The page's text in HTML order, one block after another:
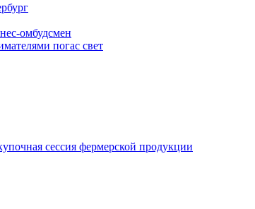
омбудсмен
погас свет
сессия фермерской продукции